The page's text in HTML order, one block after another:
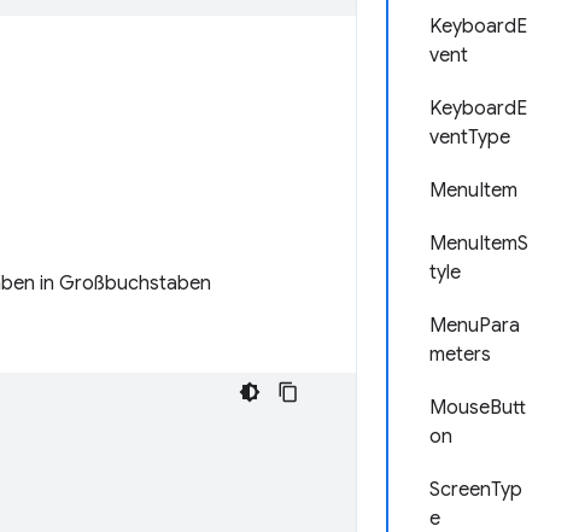
KeyboardE
vent
KeyboardE
ventType
MenuItem
MenuItemS
tyle
MenuPara
meters
MouseButt
on
ScreenTyp
e
in Großbuchstaben